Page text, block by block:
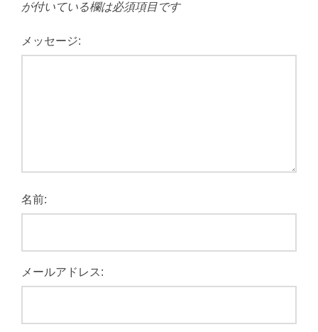
が付いている欄は必須項目です
メッセージ:
名前:
メールアドレス: